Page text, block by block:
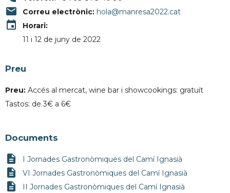
email Correu electrònic: hola@manresa2022.cat
event
Horari:
11 i 12 de juny de 2022
Preu
Preu: Accés al mercat, wine bar i showcookings: gratuït
Tastos: de 3€ a 6€
Documents
description I Jornades Gastronòmiques del Camí Ignasià
description VI Jornades Gastronòmiques del Camí Ignasià
description II Jornades Gastronòmiques del Camí Ignasià